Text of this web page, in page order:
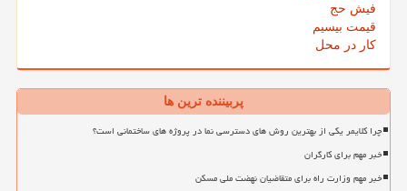
فیش حج
قیمت بیسیم
کار در محل
پربیننده ترین ها
چرا کلایمر یکی از بهترین روش های دسترسی نما در پروژه های ساختمانی است؟
خبر مهم برای کارگران
خبر مهم وزارت راه برای متقاضیان نهضت ملی مسکن